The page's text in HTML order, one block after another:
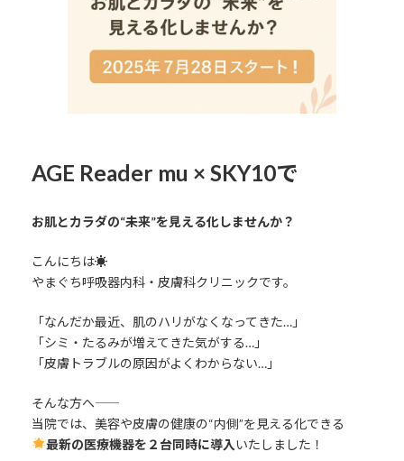
AGE Reader mu × SKY10で
お肌とカラダの“未来”を見える化しませんか？
こんにちは☀
やまぐち呼吸器内科・皮膚科クリニックです。
「なんだか最近、肌のハリがなくなってきた…」
「シミ・たるみが増えてきた気がする…」
「皮膚トラブルの原因がよくわからない…」
そんな方へ――
当院では、美容や皮膚の健康の“内側”を見える化できる
最新の医療機器を２台同時に導入いたしました！